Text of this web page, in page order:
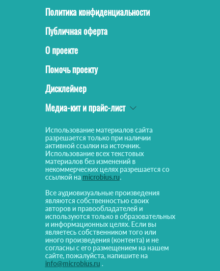
Политика конфиденциальности
Публичная оферта
О проекте
Помочь проекту
Дисклеймер
Медиа-кит и прайс-лист
Использование материалов сайта
разрешается только при наличии
активной ссылки на источник.
Использование всех текстовых
материалов без изменений в
некоммерческих целях разрешается со
ссылкой на microbius.ru.
Все аудиовизуальные произведения
являются собственностью своих
авторов и правообладателей и
используются только в образовательных
и информационных целях. Если вы
являетесь собственником того или
иного произведения (контента) и не
согласны с его размещением на нашем
сайте, пожалуйста, напишите на
info@microbius.ru .